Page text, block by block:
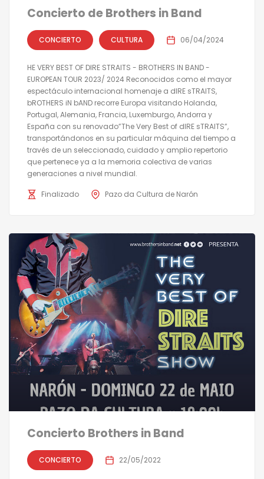
Concierto de Brothers in Band
CONCIERTO CULTURA 06/04/2024
HE VERY BEST OF DIRE STRAITS - BROTHERS IN BAND -
EUROPEAN TOUR 2023/ 2024 Reconocidos como el mayor
espectáculo internacional homenaje a dIRE sTRAITS,
bROTHERS iN bAND recorre Europa visitando Holanda,
Portugal, Alemania, Francia, Luxemburgo, Andorra y
España con su renovado”The Very Best of dIRE sTRAITS”,
transportándonos en su particular máquina del tiempo a
través de un seleccionado, cuidado y amplio repertorio
que pertenece ya a la memoria colectiva de varias
generaciones a nivel mundial.
Finalizado Pazo da Cultura de Narón
Concierto Brothers in Band
CONCIERTO 22/05/2022